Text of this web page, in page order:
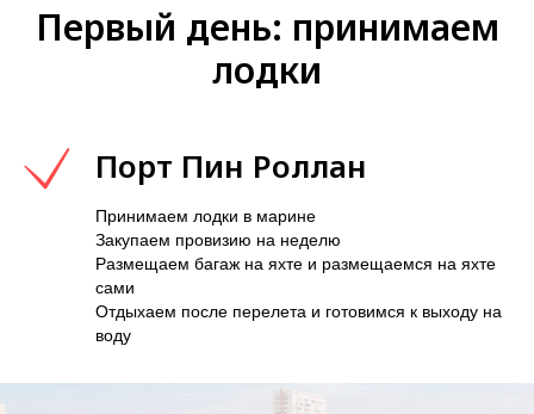
Первый день: принимаем
лодки
Порт Пин Роллан
Принимаем лодки в марине
Закупаем провизию на неделю
Размещаем багаж на яхте и размещаемся на яхте
сами
Отдыхаем после перелета и готовимся к выходу на
воду